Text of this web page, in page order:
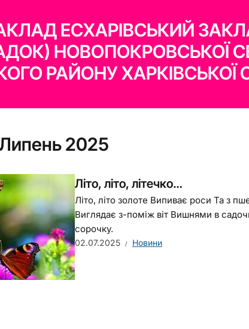
ЕСХАРІВСЬКИЙ
НОВОПОКРОВСЬКОЇ
РАЙОНУ ХАРКІВСЬКОЇ
2025
Літо, літо, літечко…
Літо, літо золоте Випиває роси Та з
Виглядає з-поміж віт Вишнями в
сорочку.
02.07.2025 Новини